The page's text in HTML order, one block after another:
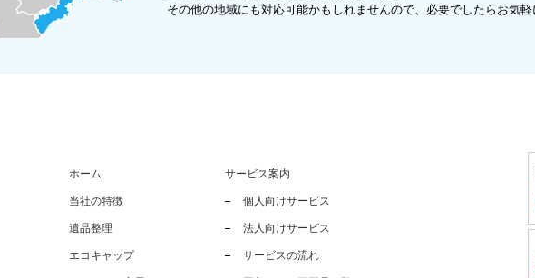
その他の地域にも対応可能かもしれませんので、必要でしたらお気軽
ホーム
当社の特徴
遺品整理
エコキャップ
サービス案内
個人向けサービス
法人向けサービス
サービスの流れ